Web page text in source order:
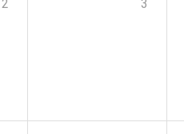
2 3